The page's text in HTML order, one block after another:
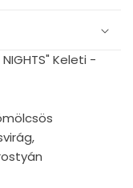
Keleti -